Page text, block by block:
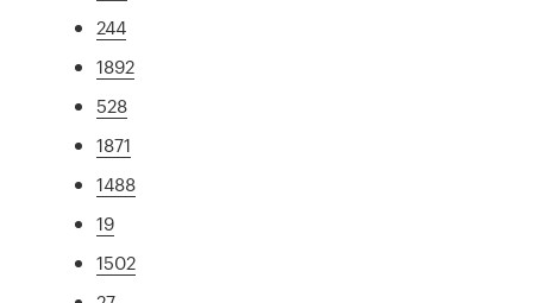
244
1892
528
1871
1488
19
1502